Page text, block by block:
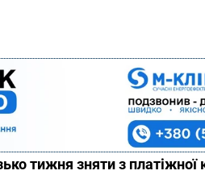
тижня зняти з